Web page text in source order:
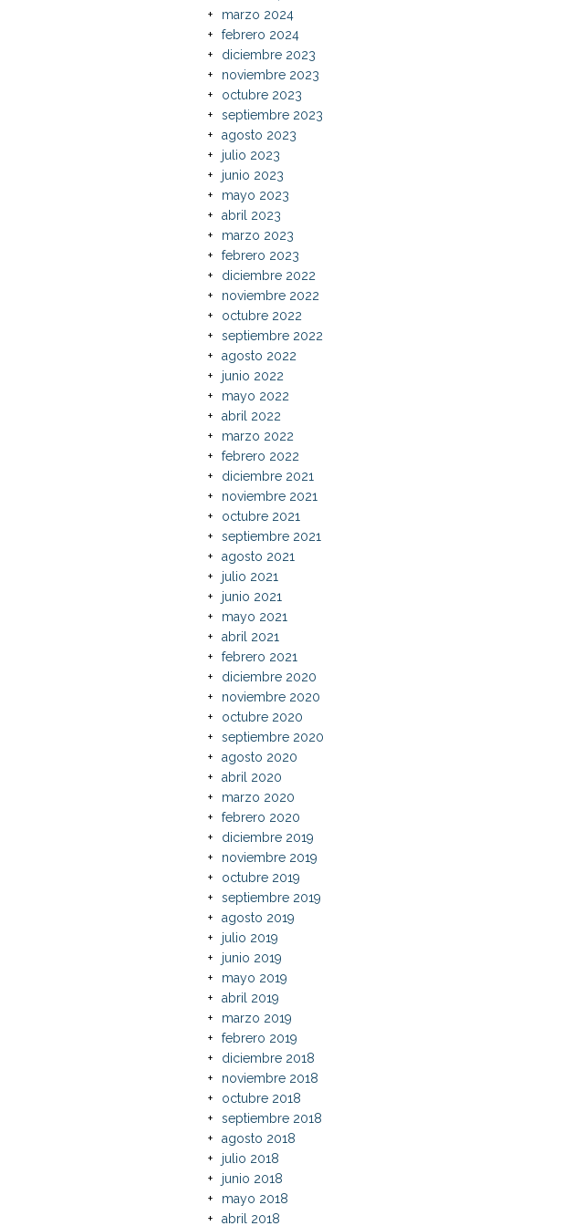
marzo 2024
febrero 2024
diciembre 2023
noviembre 2023
octubre 2023
septiembre 2023
agosto 2023
julio 2023
junio 2023
mayo 2023
abril 2023
marzo 2023
febrero 2023
diciembre 2022
noviembre 2022
octubre 2022
septiembre 2022
agosto 2022
junio 2022
mayo 2022
abril 2022
marzo 2022
febrero 2022
diciembre 2021
noviembre 2021
octubre 2021
septiembre 2021
agosto 2021
julio 2021
junio 2021
mayo 2021
abril 2021
febrero 2021
diciembre 2020
noviembre 2020
octubre 2020
septiembre 2020
agosto 2020
abril 2020
marzo 2020
febrero 2020
diciembre 2019
noviembre 2019
octubre 2019
septiembre 2019
agosto 2019
julio 2019
junio 2019
mayo 2019
abril 2019
marzo 2019
febrero 2019
diciembre 2018
noviembre 2018
octubre 2018
septiembre 2018
agosto 2018
julio 2018
junio 2018
mayo 2018
abril 2018